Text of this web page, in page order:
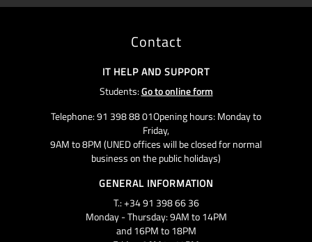
Contact
IT HELP AND SUPPORT
Students:Go to online form
Telephone: 91 398 88 01Opening hours: Monday to
Friday,
9AM to 8PM (UNED offices will be closed for normal
business on the public holidays)
GENERAL INFORMATION
T.: +34 91 398 66 36
Monday - Thursday: 9AM to 14PM
and 16PM to 18PM